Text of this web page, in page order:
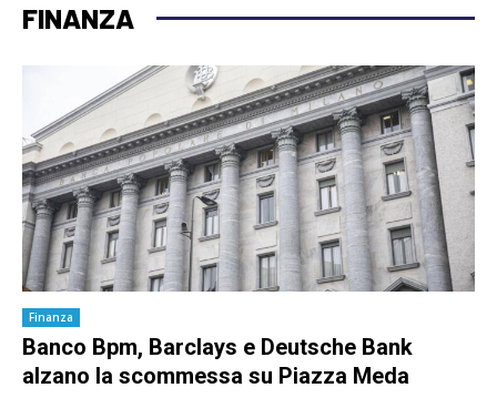
FINANZA
Finanza
Banco Bpm, Barclays e Deutsche Bank
alzano la scommessa su Piazza Meda